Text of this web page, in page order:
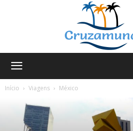
Início
Viagens México